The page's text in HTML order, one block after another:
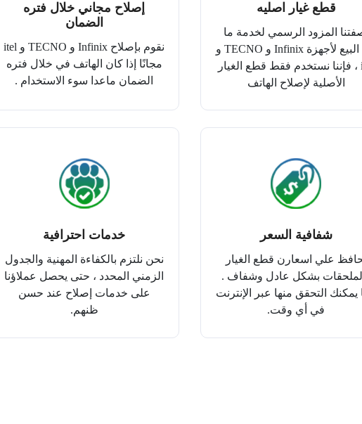
قطع غيار اصليه
المزود الرسمي لخدمة ما
بعد البيع لأجهزة Infinix و TECNO و
itel ، فإننا نستخدم فقط قطع الغيار
الأصلية لإصلاح الهاتف
إصلاح مجاني خلال فتره
الضمان
نقوم بإصلاح Infinix و TECNO و itel
مجانًا إذا كان الهاتف في خلال فتره
الضمان ماعدا سوء الاستخدام .
شفافية السعر
علي اسعارن قطع الغيار
بشكل عادل وشفاف .
يمكنك التحقق منها عبر الإنترنت
في أي وقت.
خدمات احترافية
نحن نلتزم بالكفاءة المهنية والجدول
الزمني المحدد ، حتى يحصل عملاؤنا
على خدمات إصلاح عند حسن
ظنهم.